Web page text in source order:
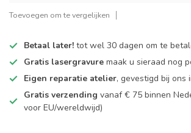
Toevoegen om te vergelijken
Betaal later! tot wel 30 dagen om te
Gratis lasergravure maak u sieraad nog
Eigen reparatie atelier, gevestigd bij ons
Gratis verzending vanaf € 75 binnen
voor EU/wereldwijd)